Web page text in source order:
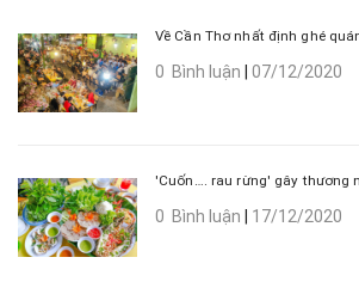
Về Cần Thơ nhất định ghé
0 Bình luận 07/12/2020
'Cuốn…. rau rừng' gây thương
0 Bình luận 17/12/2020